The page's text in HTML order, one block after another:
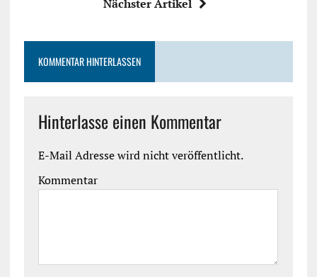
Nächster Artikel
KOMMENTAR HINTERLASSEN
Hinterlasse einen Kommentar
E-Mail Adresse wird nicht veröffentlicht.
Kommentar